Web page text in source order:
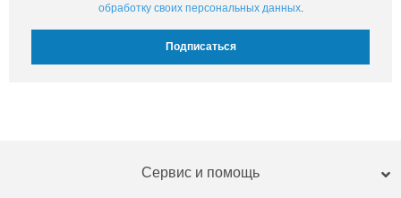
обработку своих персональных данных.
Сервис и помощь